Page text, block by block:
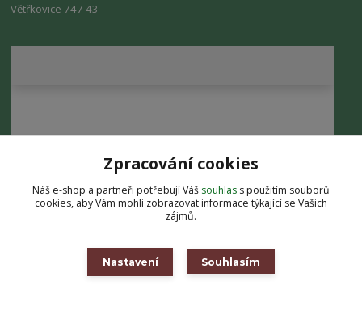
Větřkovice 747 43
Zpracování cookies
Náš e-shop a partneři potřebují Váš souhlas s použitím souborů
cookies, aby Vám mohli zobrazovat informace týkající se Vašich
zájmů.
Nastavení Souhlasím